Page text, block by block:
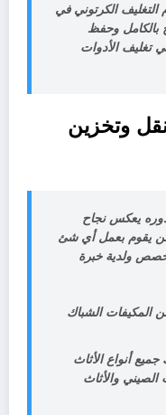
الكرتوني في
بالكامل وحفظ
تغليف الأدوات
وتخزين
يعكس نجاح
يقوم بعمل أي شئ
ولدية خبرة
المكيفات الشباك
أنواع الأثاث
الصيني والأثاث